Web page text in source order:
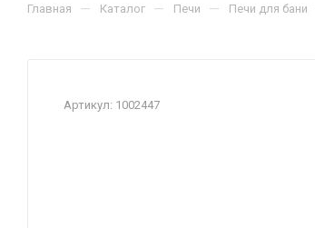
Главная — Каталог — Печи — Печи для бани
Артикул: 1002447